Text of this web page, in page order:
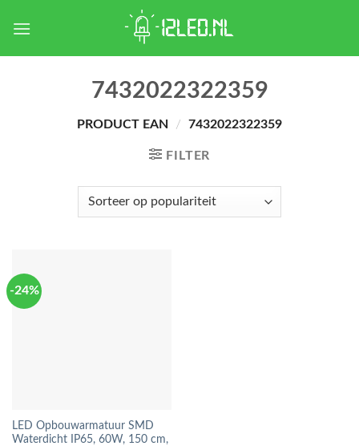
7432022322359
PRODUCT EAN / 7432022322359
FILTER
-24%
LED Opbouwarmatuur SMD
Waterdicht IP65, 60W, 150 cm,